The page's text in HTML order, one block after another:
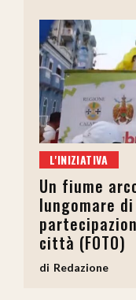
L'INIZIATIVA
Un fiume
lungomare
città (FOTO)
Redazione